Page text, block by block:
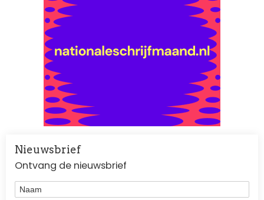
Nieuwsbrief
Ontvang de nieuwsbrief
Naam